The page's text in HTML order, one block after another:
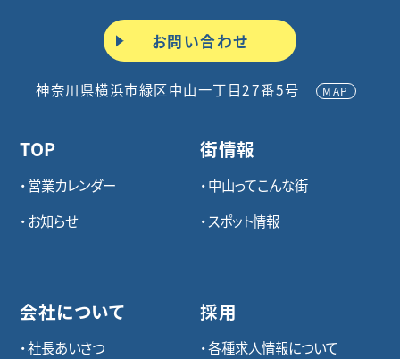
お問い合わせ
神奈川県横浜市緑区中山一丁目27番5号 MAP
TOP
営業カレンダー
お知らせ
会社について
社長あいさつ
街情報
中山ってこんな街
スポット情報
採用
各種求⼈情報について